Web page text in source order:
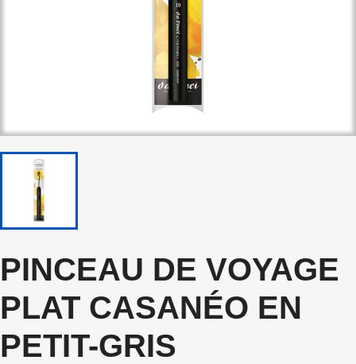
PINCEAU DE VOYAGE
PLAT CASANÉO EN
PETIT-GRIS